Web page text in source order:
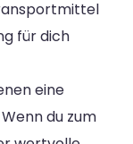
für dich
eine
du zum